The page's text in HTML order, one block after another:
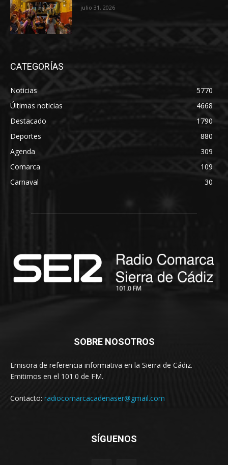
julio 31, 2026
CATEGORÍAS
Noticias
5770
Últimas noticias
4668
Destacado
1790
Deportes
880
Agenda
309
Comarca
109
Carnaval
30
SOBRE NOSOTROS
Emisora de referencia informativa en la Sierra de Cádiz.
Emitimos en el 101.0 de FM.
Contacto: radiocomarcacadenaser@gmail.com
SÍGUENOS